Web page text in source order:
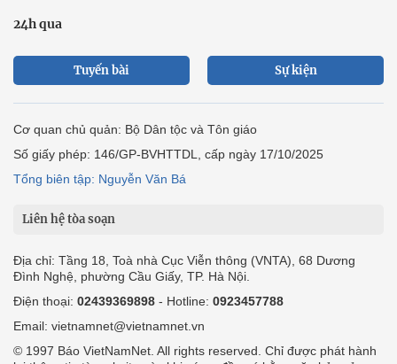
24h qua
Tuyến bài Sự kiện
Cơ quan chủ quản: Bộ Dân tộc và Tôn giáo
Số giấy phép: 146/GP-BVHTTDL, cấp ngày 17/10/2025
Tổng biên tập: Nguyễn Văn Bá
Liên hệ tòa soạn
Địa chỉ: Tầng 18, Toà nhà Cục Viễn thông (VNTA), 68 Dương
Đình Nghệ, phường Cầu Giấy, TP. Hà Nội.
Điện thoại: 02439369898 - Hotline: 0923457788
Email: vietnamnet@vietnamnet.vn
© 1997 Báo VietNamNet. All rights reserved. Chỉ được phát hành